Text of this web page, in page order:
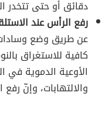
دقائق أو حتى تتخدر
رفع الرأس عند
عن طريق وضع
كافية للاستغراق
الأوعية الدموية في
والالتهابات، وإنّ